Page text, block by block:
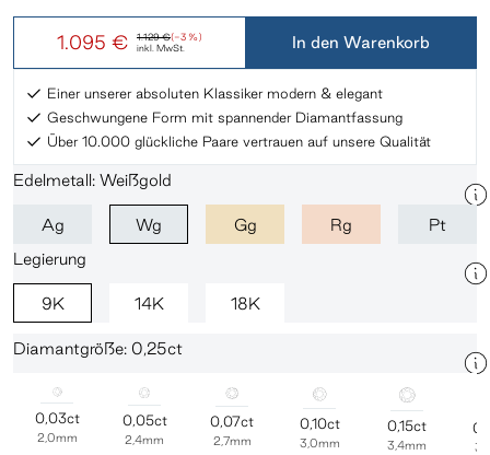
1.129 €(-3 %)
1.095 € inkl. MwSt. In den Warenkorb
Einer unserer absoluten Klassiker modern & elegant
Geschwungene Form mit spannender Diamantfassung
Über 10.000 glückliche Paare vertrauen auf unsere Qualität
Edelmetall: Weißgold
Ag Wg Gg Rg
Pt
Legierung
9K 14K 18K
Diamantgröße: 0,25ct
0,03ct
2,0mm
0,05ct
2,4mm
0,07ct
2,7mm
0,10ct
3,0mm
0,15ct
3,4mm